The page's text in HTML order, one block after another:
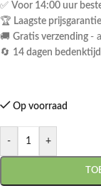
✅ Voor 14:00 uur
🏆 Laagste prijsgarantie
🚚 Gratis verzending -
🔄 14 dagen bedenktijd
Op voorraad
- +